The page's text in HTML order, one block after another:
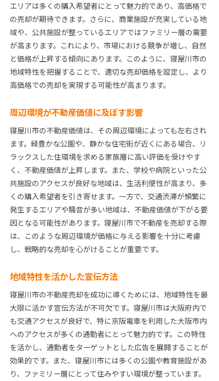
エリアは多くの購入希望者にとって魅力的であり、高価格で
の売却が期待できます。さらに、商業施設が充実している地
域や、公共施設が整っているエリアではファミリー層の需要
が高まります。これにより、市場における競争が増し、自然
と価格が上昇する傾向にあります。このように、寝屋川市の
地域特性を把握することで、適切な売却価格を設定し、より
高価格での売却を実現する可能性が高まります。
周辺環境が不動産価値に及ぼす影響
寝屋川市の不動産価値は、その周辺環境によっても左右され
ます。緑豊かな公園や、静かな住宅街が近くにある場合、リ
ラックスした住環境を求める家族層に高い評価を受けやす
く、不動産価値が上昇します。また、学校や病院といった公
共施設のアクセスが良好な地域は、生活利便性が高まり、多
くの購入希望者を引き寄せます。一方で、交通渋滞が頻繁に
発生するエリアや騒音が多い地域は、不動産価値が下がる要
因となる可能性があります。寝屋川市で不動産を売却する際
は、このような周辺環境が価格に与える影響を十分に考慮
し、戦略的な売却を心がけることが重要です。
地域特性を活かした宣伝方法
寝屋川市の不動産売却を成功に導くためには、地域特性を最
大限に活かす宣伝方法が不可欠です。寝屋川市は大阪府内で
も交通アクセスが良好で、特に京阪電車を利用した大阪市内
へのアクセスが多くの通勤者にとって魅力的です。この特性
を活かし、通勤者をターゲットとした広告を展開することが
効果的です。また、寝屋川市には多くの公園や教育施設があ
り、ファミリー層にとって住みやすい環境が整っています。